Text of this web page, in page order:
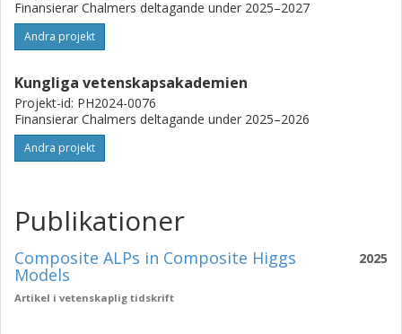
Finansierar Chalmers deltagande under 2025–2027
Andra projekt
Kungliga vetenskapsakademien
Projekt-id: PH2024-0076
Finansierar Chalmers deltagande under 2025–2026
Andra projekt
Publikationer
2025
Composite ALPs in Composite Higgs
Models
Artikel i vetenskaplig tidskrift